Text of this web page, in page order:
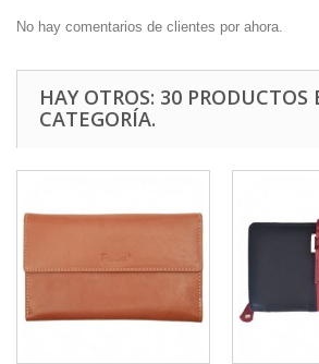
No hay comentarios de clientes por ahora.
HAY OTROS: 30
CATEGORÍA.